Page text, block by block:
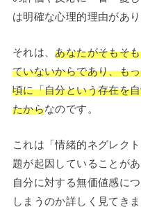
は明確な心理的理由があり
それは、あなたがそもそ
ていないからであり、も
頃に「自分という存在を
たからなのです。
これは「情緒的ネグレク
題が起因していることが
自分に対する無価値感に
しまうのか詳しく見てきま